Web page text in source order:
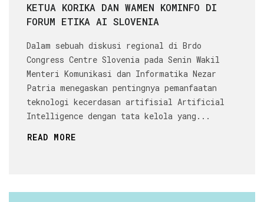
KETUA KORIKA DAN WAMEN KOMINFO DI
FORUM ETIKA AI SLOVENIA
Dalam sebuah diskusi regional di Brdo
Congress Centre Slovenia pada Senin Wakil
Menteri Komunikasi dan Informatika Nezar
Patria menegaskan pentingnya pemanfaatan
teknologi kecerdasan artifisial Artificial
Intelligence dengan tata kelola yang...
READ MORE